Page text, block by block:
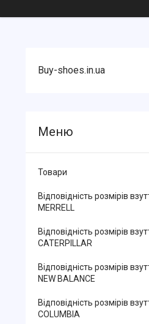
Buy-shoes.in.ua
Товари
Відповідність розмірів
MERRELL
Відповідність розмірів
CATERPILLAR
Відповідність розмірів
NEW BALANCE
Відповідність розмірів
COLUMBIA